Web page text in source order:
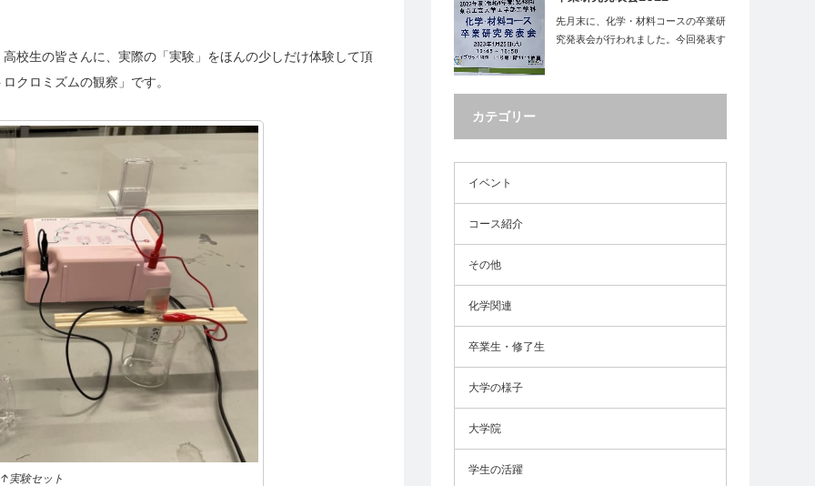
校生の皆さんに、実際の「実験」をほんの少しだけ体験して頂
クロミズムの観察」です。
実験セット
先月末に、化学・材料コースの卒業研
究発表会が行われました。今回発表す
カテゴリー
イベント
コース紹介
その他
化学関連
卒業生・修了生
大学の様子
大学院
学生の活躍